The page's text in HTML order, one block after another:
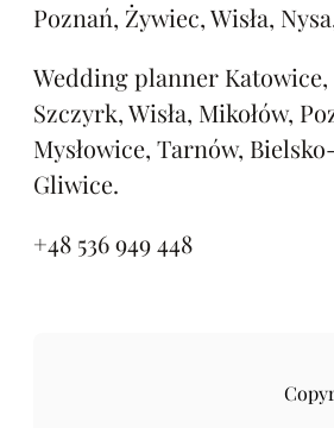
Poznań, Żywiec, Wisła,
Wedding planner
Szczyrk, Wisła, Mikołów,
Mysłowice, Tarnów,
Gliwice.
+48 536 949 448